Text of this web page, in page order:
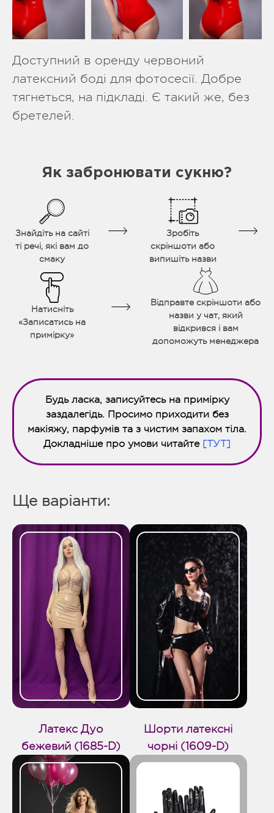
Доступний в оренду червоний
латексний боді для фотосесії. Добре
тягнеться, на підкладі. Є такий же, без
бретелей.
Як забронювати сукню?
Знайдіть на сайті
ті речі, які вам до
смаку
Зробіть
скріншоти або
випишіть назви
Натисніть
«Записатись на
примірку»
Відправте скріншоти або
назви у чат, який
відкрився і вам
допоможуть менеджера
Будь ласка, записуйтесь на примірку
заздалегідь. Просимо приходити без
макіяжу, парфумів та з чистим запахом тіла.
Докладніше про умови читайте [ТУТ]
Ще варіанти:
Латекс Дуо
бежевий (1685-D)
Шорти латексні
чорні (1609-D)